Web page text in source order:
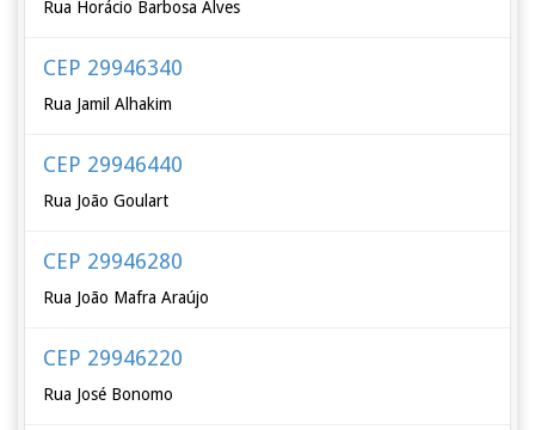
Rua Horácio Barbosa Alves
CEP 29946340
Rua Jamil Alhakim
CEP 29946440
Rua João Goulart
CEP 29946280
Rua João Mafra Araújo
CEP 29946220
Rua José Bonomo